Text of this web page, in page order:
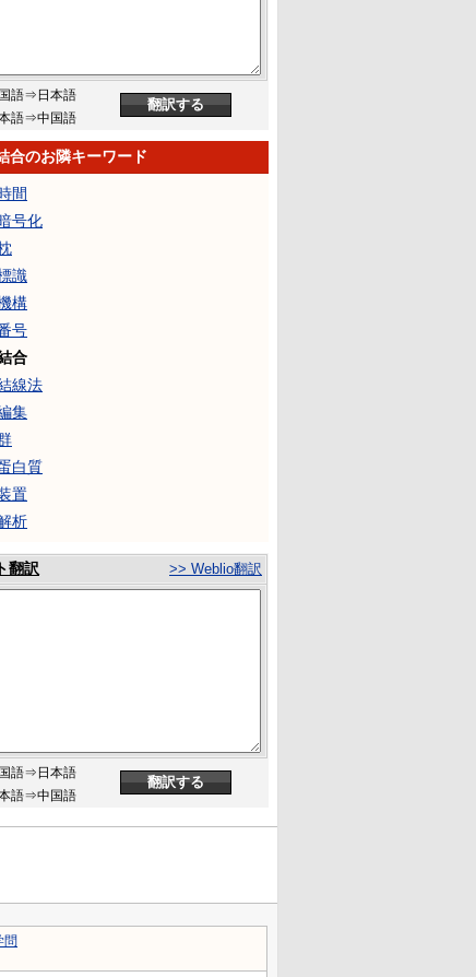
語⇒日本語
語⇒中国語
合のお隣キーワード
間
号化
識
構
号
合
線法
集
白質
置
析
翻訳 >> Weblio翻訳
語⇒日本語
語⇒中国語
問